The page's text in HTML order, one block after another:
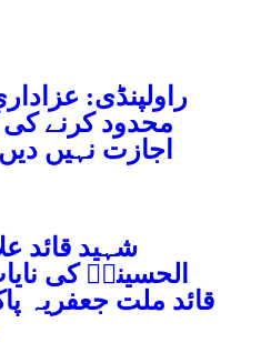
راولپنڈی:
محدود کرنے
اجازت نہیں
شہید قائد
الحسینیؒ کی
قائد ملت جعفریہ